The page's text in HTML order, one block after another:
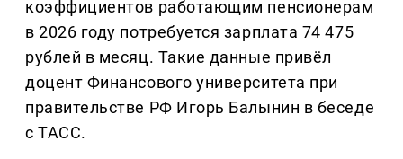
коэффициентов работающим пенсионерам
в 2026 году потребуется зарплата 74 475
рублей в месяц. Такие данные привёл
доцент Финансового университета при
правительстве РФ Игорь Балынин в беседе
с ТАСС.